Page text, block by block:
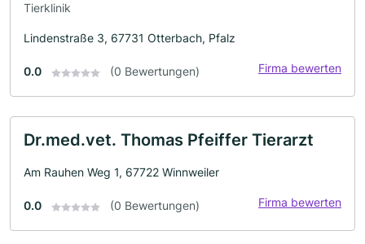
Tierklinik
Lindenstraße 3, 67731 Otterbach, Pfalz
0.0 (0 Bewertungen) Firma bewerten
Dr.med.vet. Thomas Pfeiffer Tierarzt
Am Rauhen Weg 1, 67722 Winnweiler
0.0 (0 Bewertungen) Firma bewerten